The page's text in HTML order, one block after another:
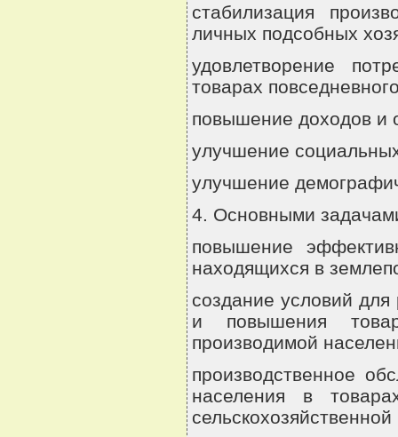
стабилизация
личных подсобных
удовлетворение
товарах
повышение доходов и
улучшение
улучшение
4. Основными
повышение
находящихся в
создание условий для
и повышения
производимой
производственное
населения в